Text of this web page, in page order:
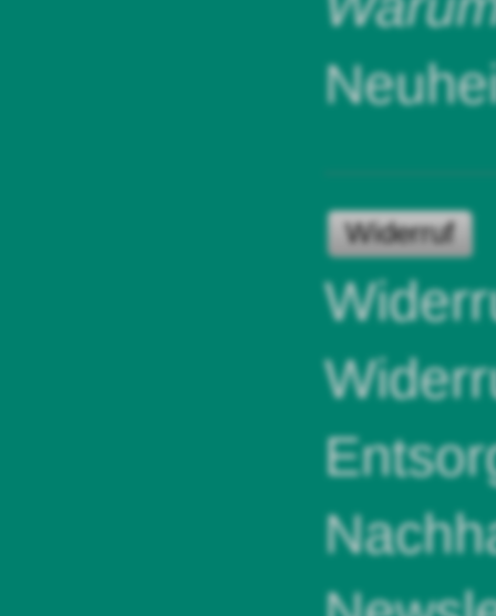
Widerruf